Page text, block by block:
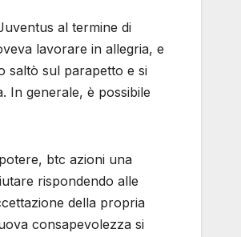
al termine di
lavorare in allegria, e
saltò sul parapetto e si
In generale, è possibile
btc azioni una
rispondendo alle
della propria
consapevolezza si